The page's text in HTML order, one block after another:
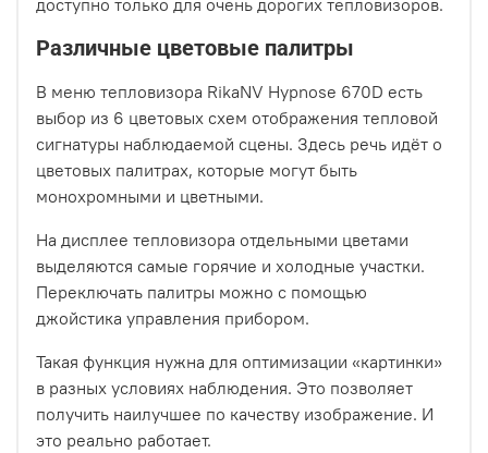
доступно только для очень дорогих тепловизоров.
Различные цветовые палитры
В меню тепловизора RikaNV Hypnose 670D есть
выбор из 6 цветовых схем отображения тепловой
сигнатуры наблюдаемой сцены. Здесь речь идёт о
цветовых палитрах, которые могут быть
монохромными и цветными.
На дисплее тепловизора отдельными цветами
выделяются самые горячие и холодные участки.
Переключать палитры можно с помощью
джойстика управления прибором.
Такая функция нужна для оптимизации «картинки»
в разных условиях наблюдения. Это позволяет
получить наилучшее по качеству изображение. И
это реально работает.